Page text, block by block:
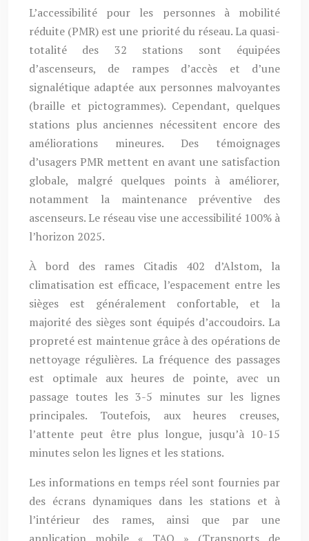
L’accessibilité pour les personnes à mobilité
réduite (PMR) est une priorité du réseau. La quasi-
totalité des 32 stations sont équipées
d’ascenseurs, de rampes d’accès et d’une
signalétique adaptée aux personnes malvoyantes
(braille et pictogrammes). Cependant, quelques
stations plus anciennes nécessitent encore des
améliorations mineures. Des témoignages
d’usagers PMR mettent en avant une satisfaction
globale, malgré quelques points à améliorer,
notamment la maintenance préventive des
ascenseurs. Le réseau vise une accessibilité 100% à
l’horizon 2025.
À bord des rames Citadis 402 d’Alstom, la
climatisation est efficace, l’espacement entre les
sièges est généralement confortable, et la
majorité des sièges sont équipés d’accoudoirs. La
propreté est maintenue grâce à des opérations de
nettoyage régulières. La fréquence des passages
est optimale aux heures de pointe, avec un
passage toutes les 3-5 minutes sur les lignes
principales. Toutefois, aux heures creuses,
l’attente peut être plus longue, jusqu’à 10-15
minutes selon les lignes et les stations.
Les informations en temps réel sont fournies par
des écrans dynamiques dans les stations et à
l’intérieur des rames, ainsi que par une